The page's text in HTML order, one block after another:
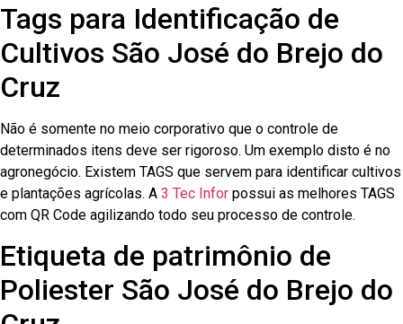
Tags para Identificação de
Cultivos São José do Brejo do
Cruz
Não é somente no meio corporativo que o controle de
determinados itens deve ser rigoroso. Um exemplo disto é no
agronegócio. Existem TAGS que servem para identificar cultivos
e plantações agrícolas. A 3 Tec Infor possui as melhores TAGS
com QR Code agilizando todo seu processo de controle.
Etiqueta de patrimônio de
Poliester São José do Brejo do